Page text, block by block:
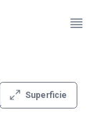
Superficie